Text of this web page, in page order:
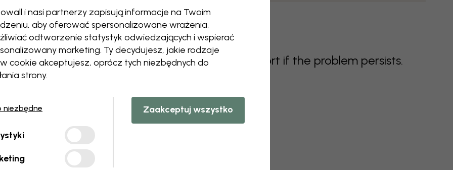
Pokój dzienny Pokój niemowlęcy Biuro Pokój nastolatka
this component. Please contact customer support if the problem persists.
3 darmowych próbek
3 próbek tapet całkowicie za darmo.
i nasi partnerzy zapisują informacje na Twoim
aby oferować spersonalizowane wrażenia,
odtworzenie statystyk odwiedzających i wspierać
marketing. Ty decydujesz, jakie rodzaje
cookie akceptujesz, oprócz tych niezbędnych do
strony.
niezbędne Zaakceptuj wszystko